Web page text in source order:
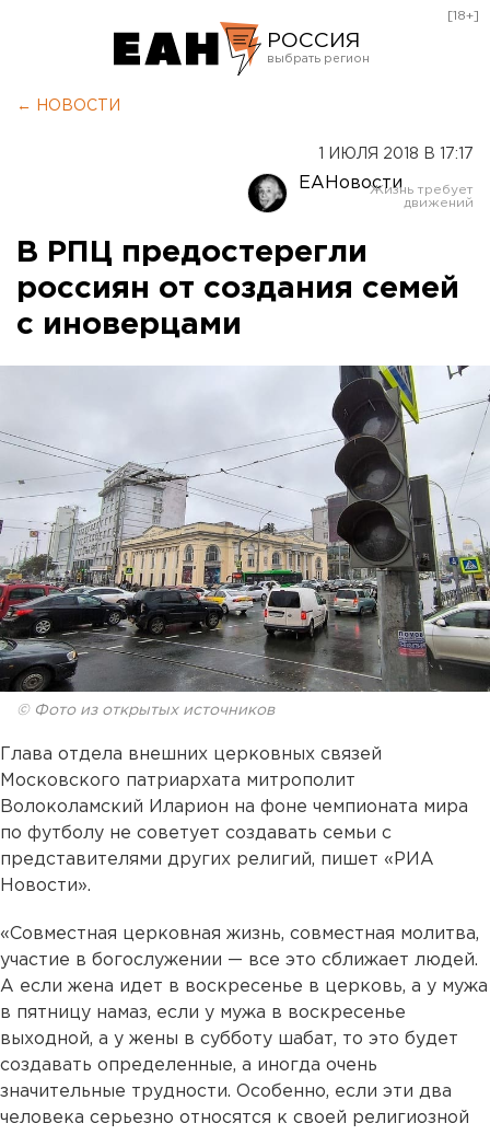
РОССИЯ
Оренбург
[18+]
← НОВОСТИ
1 ИЮЛЯ 2018 В 17:17
ЕАНовости
В РПЦ предостерегли
россиян от создания семей
с иноверцами
© Фото из открытых источников
Глава отдела внешних церковных связей
Московского патриархата митрополит
Волоколамский Иларион на фоне чемпионата мира
по футболу не советует создавать семьи с
представителями других религий, пишет «РИА
Новости».
«Совместная церковная жизнь, совместная молитва,
участие в богослужении — все это сближает людей.
А если жена идет в воскресенье в церковь, а у мужа
в пятницу намаз, если у мужа в воскресенье
выходной, а у жены в субботу шабат, то это будет
создавать определенные, а иногда очень
значительные трудности. Особенно, если эти два
человека серьезно относятся к своей религиозной